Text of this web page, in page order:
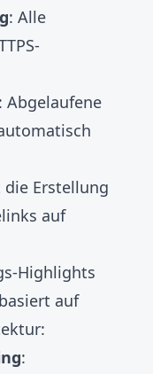
: Alle
: Abgelaufene
die Erstellung
auf
Highlights
auf
: